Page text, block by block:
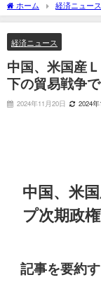
ホーム 経済ニュース
貿易戦争でリスク
経済ニュース
中国、米国産
下の貿易戦争
2024年11月20日 2024
中国、米
プ次期政
記事を要約